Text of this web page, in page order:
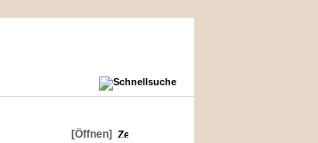
[Öffnen]